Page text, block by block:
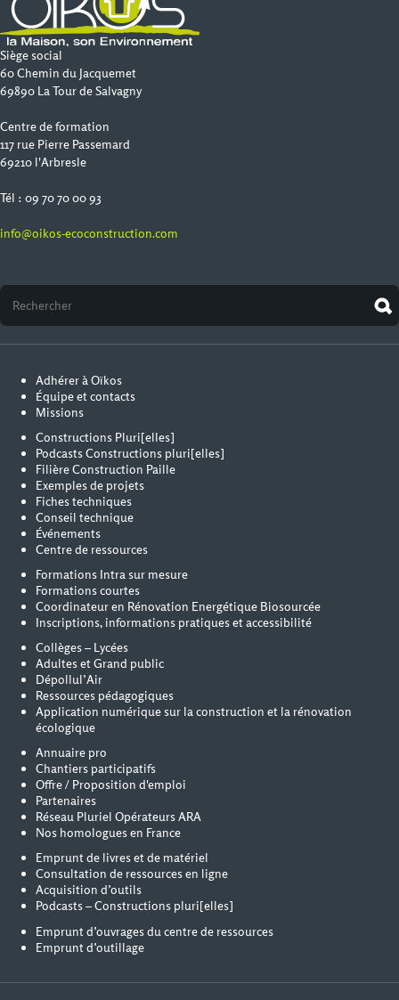
Siège social
60 Chemin du Jacquemet
69890 La Tour de Salvagny
Centre de formation
117 rue Pierre Passemard
69210 l'Arbresle
Tél : 09 70 70 00 93
info@oikos-ecoconstruction.com
Adhérer à Oïkos
Équipe et contacts
Missions
Constructions Pluri[elles]
Podcasts Constructions pluri[elles]
Filière Construction Paille
Exemples de projets
Fiches techniques
Conseil technique
Événements
Centre de ressources
Formations Intra sur mesure
Formations courtes
Coordinateur en Rénovation Energétique Biosourcée
Inscriptions, informations pratiques et accessibilité
Collèges – Lycées
Adultes et Grand public
Dépollul’Air
Ressources pédagogiques
Application numérique sur la construction et la rénovation
écologique
Annuaire pro
Chantiers participatifs
Offre / Proposition d'emploi
Partenaires
Réseau Pluriel Opérateurs ARA
Nos homologues en France
Emprunt de livres et de matériel
Consultation de ressources en ligne
Acquisition d’outils
Podcasts – Constructions pluri[elles]
Emprunt d’ouvrages du centre de ressources
Emprunt d’outillage